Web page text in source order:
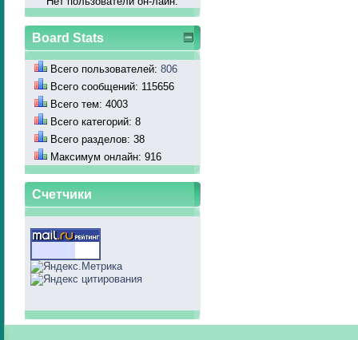
Board Stats
Всего пользователей: 806
Всего сообщений: 115656
Всего тем: 4003
Всего категорий: 8
Всего разделов: 38
Максимум онлайн: 916
Счетчики